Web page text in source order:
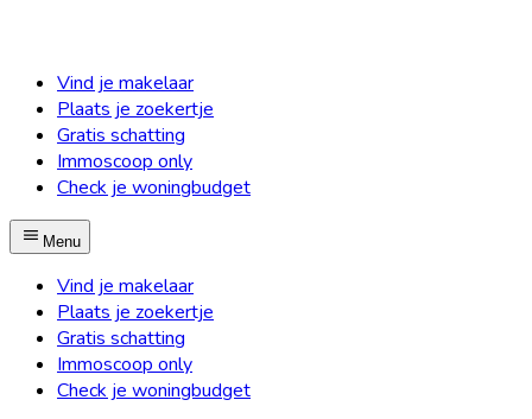
Vind je makelaar
Plaats je zoekertje
Gratis schatting
Immoscoop only
Check je woningbudget
Menu
Vind je makelaar
Plaats je zoekertje
Gratis schatting
Immoscoop only
Check je woningbudget